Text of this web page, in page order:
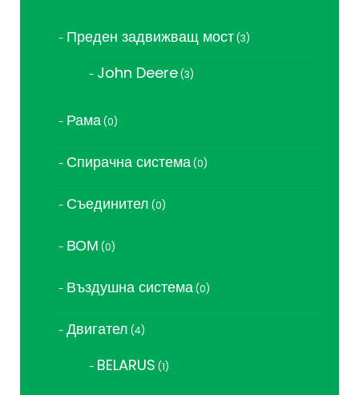
Преден задвижващ мост 33
John Deere 33
Рама 00
Спирачна система 00
Съединител 00
ВОМ 00
Въздушна система 00
Двигател 44
BELARUS 11